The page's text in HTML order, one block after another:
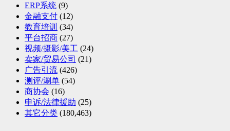
ERP系统 (9)
金融支付 (12)
教育培训 (34)
平台招商 (27)
视频/摄影/美工 (24)
卖家/贸易公司 (21)
广告引流 (426)
测评/涮单 (54)
商协会 (16)
申诉/法律援助 (25)
其它分类 (180,463)